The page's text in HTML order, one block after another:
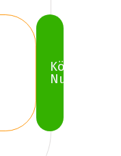
Köp
Nu